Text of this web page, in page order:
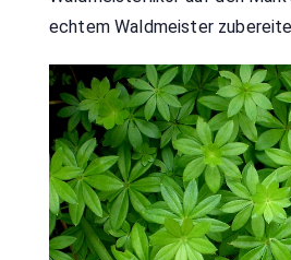
echtem Waldmeister